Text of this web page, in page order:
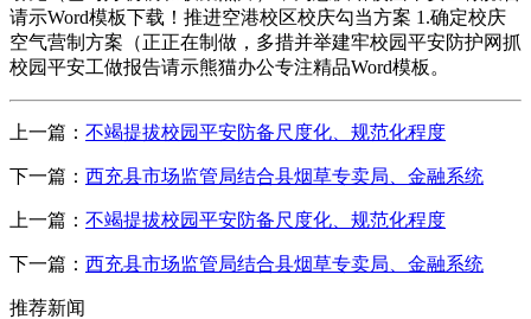
请示Word模板下载！推进空港校区校庆勾当方案 1.确定校庆
空气营制方案（正正在制做，多措并举建牢校园平安防护网抓
校园平安工做报告请示熊猫办公专注精品Word模板。
上一篇： 不竭提拔校园平安防备尺度化、规范化程度
下一篇： 西充县市场监管局结合县烟草专卖局、金融系统
上一篇： 不竭提拔校园平安防备尺度化、规范化程度
下一篇： 西充县市场监管局结合县烟草专卖局、金融系统
推荐新闻